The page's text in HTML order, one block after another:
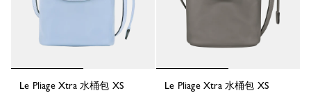
Le Pliage Xtra 水桶包 XS
Le Pliage Xtra 水桶包 XS